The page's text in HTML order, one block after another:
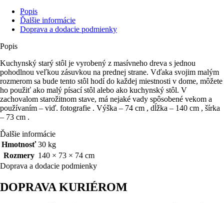
storočia
)
Popis
Ďalšie informácie
Doprava a dodacie podmienky
Popis
Kuchynský starý stôl je vyrobený z masívneho dreva s jednou
pohodlnou veľkou zásuvkou na prednej strane. Vďaka svojim malým
rozmerom sa bude tento stôl hodí do každej miestnosti v dome, môžete
ho použiť ako malý písací stôl alebo ako kuchynský stôl. V
zachovalom starožitnom stave, má nejaké vady spôsobené vekom a
používaním – viď. fotografie . Výška – 74 cm , dĺžka – 140 cm , šírka
– 73 cm .
Ďalšie informácie
Hmotnosť 30 kg
Rozmery 140 × 73 × 74 cm
Doprava a dodacie podmienky
DOPRAVA KURIÉROM